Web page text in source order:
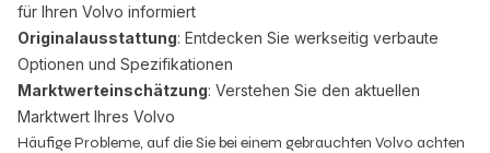
für Ihren Volvo informiert
Originalausstattung: Entdecken Sie werkseitig verbaute
Optionen und Spezifikationen
Marktwerteinschätzung: Verstehen Sie den aktuellen
Marktwert Ihres Volvo
Häufige Probleme, auf die Sie bei einem gebrauchten Volvo achten